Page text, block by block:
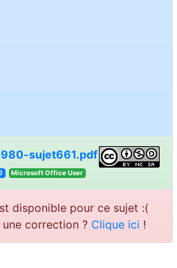
sujet661.pdf
resU eciffO tfosorciM
disponible pour ce sujet :(
correction ? Clique ici !